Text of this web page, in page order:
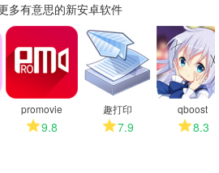
更
多
多有意思的新安卓软件
promovie
9.8
趣打印
7.9
qboost
8.3